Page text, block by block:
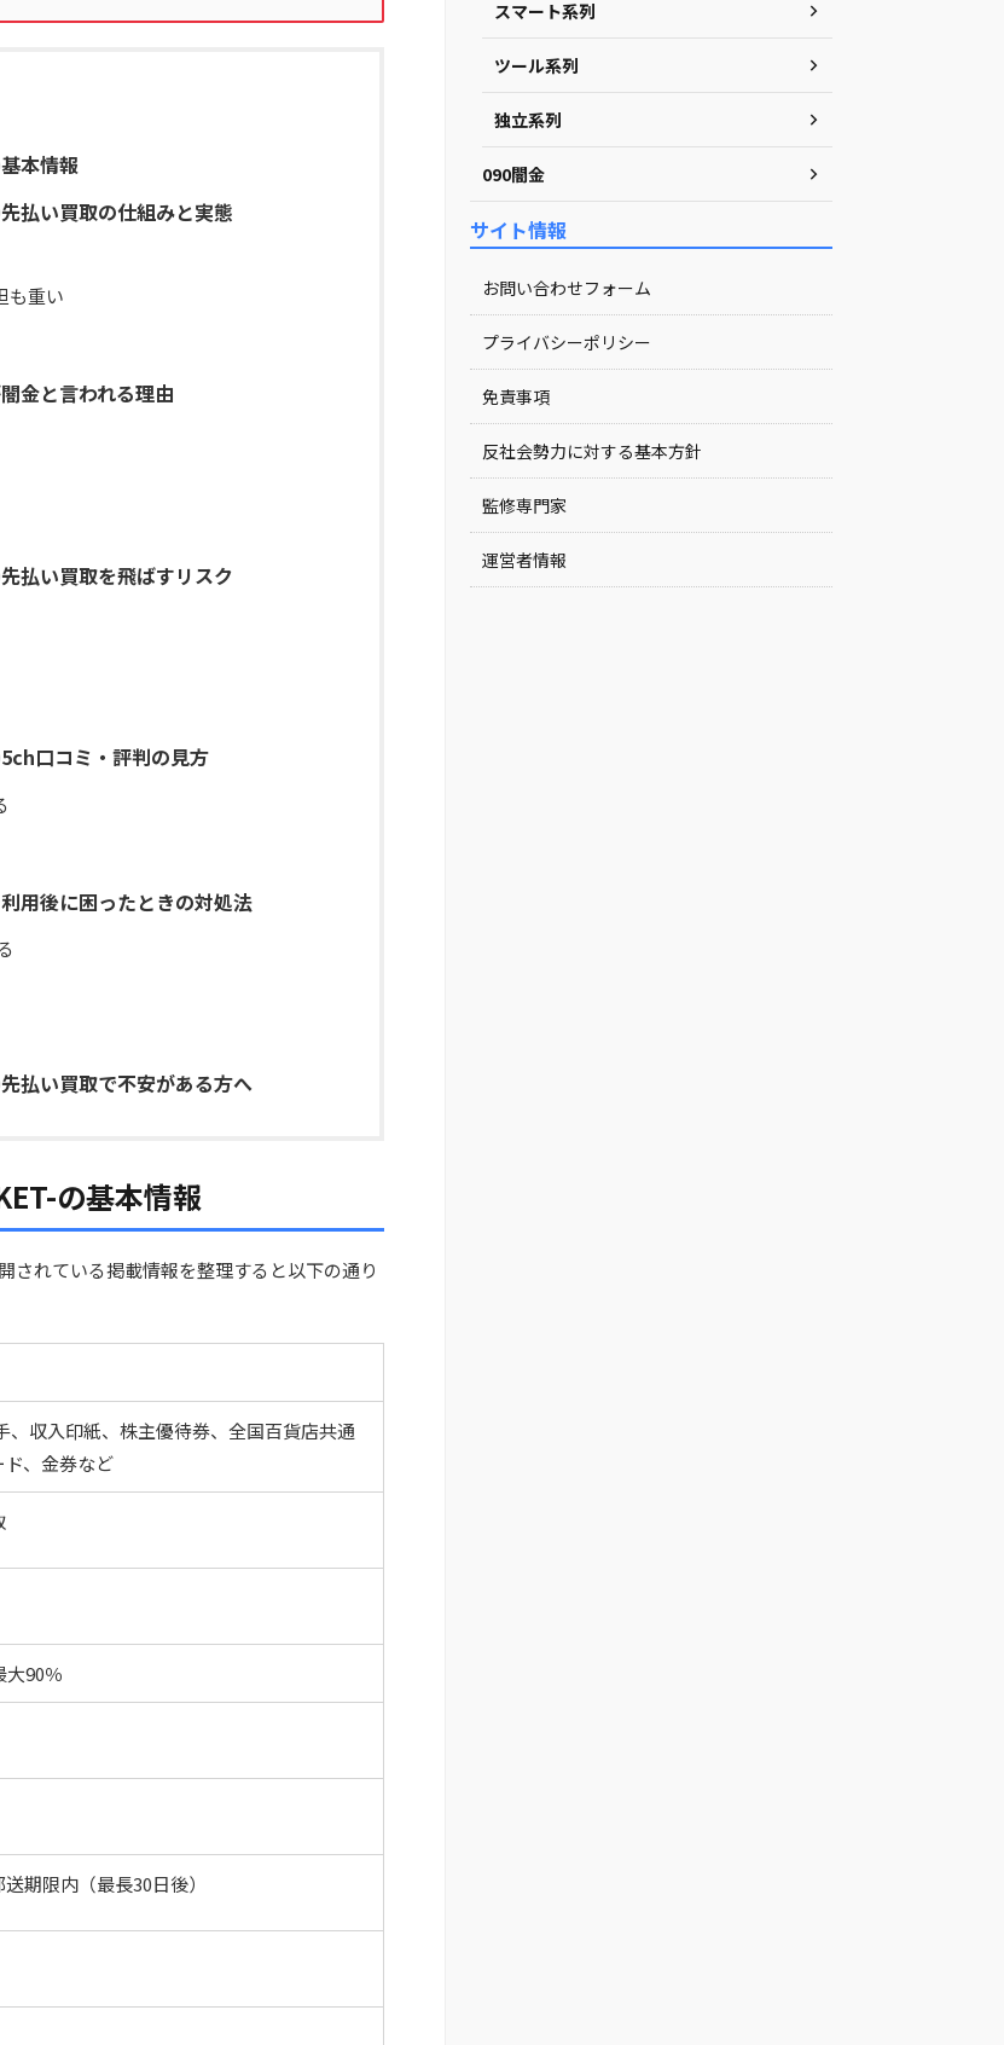
本情報
払い買取の仕組みと実態
も重い
金と言われる理由
払い買取を飛ばすリスク
口コミ・評判の見方
用後に困ったときの対処法
払い買取で不安がある方へ
の基本情報
されている掲載情報を整理すると以下の通り
収入印紙、株主優待券、全国百貨店共通
、金券など
大90％
期限内（最長30日後）
スマート系列
ツール系列
独立系列
090闇金
サイト情報
お問い合わせフォーム
プライバシーポリシー
免責事項
反社会勢力に対する基本方針
監修専門家
運営者情報